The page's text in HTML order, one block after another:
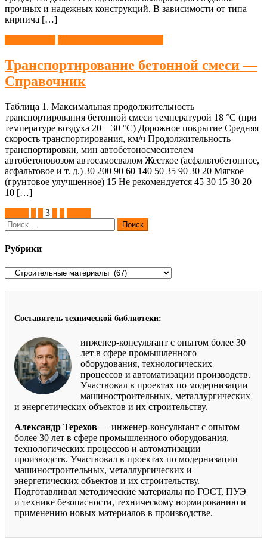
прочных и надежных конструкций. В зависимости от типа
кирпича […]
Транспортирование бетонной смеси —
Справочник
Таблица 1. Максимальная продолжительность
транспортирования бетонной смеси температурой 18 °С (при
температуре воздуха 20—30 °С) Дорожное покрытие Средняя
скорость транспортирования, км/ч Продолжительность
транспортировки, мин автобетоносмесителем
автобетоновозом автосамосвалом Жесткое (асфальтобетонное,
асфальтовое и т. д.) 30 200 90 60 140 50 35 90 30 20 Мягкое
(грунтовое улучшенное) 15 Не рекомендуется 45 30 15 30 20
10 […]
Пагинация
записей
3
Найти:
Рубрики
Рубрики
Составитель технической библиотеки:
инженер-консультант с опытом более 30
лет в сфере промышленного
оборудования, технологических
процессов и автоматизации производств.
Участвовал в проектах по модернизации
машиностроительных, металлургических
и энергетических объектов и их строительству.
Александр Терехов — инженер-консультант с опытом
более 30 лет в сфере промышленного оборудования,
технологических процессов и автоматизации
производств. Участвовал в проектах по модернизации
машиностроительных, металлургических и
энергетических объектов и их строительству.
Подготавливал методические материалы по ГОСТ, ПУЭ
и технике безопасности, техническому нормированию и
применению новых материалов в производстве.